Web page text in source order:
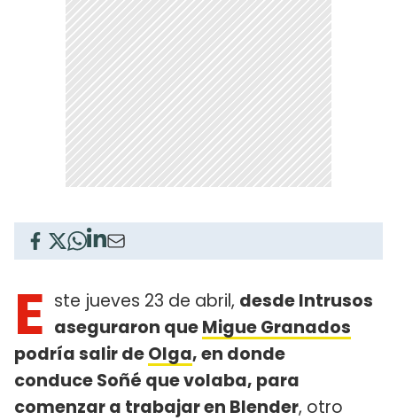
E ste jueves 23 de abril, desde Intrusos
aseguraron queMigue Granados
podría salir deOlga, en donde
conduce Soñé que volaba, para
comenzar a trabajar en Blender, otro